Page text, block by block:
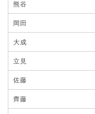
熊谷
岡田
大成
立見
佐藤
齊藤